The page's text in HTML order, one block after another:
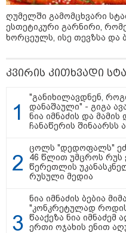
"ეს
ღუმელში გამომცხვარი
ესთეტიკური გარნირი,
ხორცეულს, ისე თევზსა და
კვირის კითხვადი
"განიხილავდნენ,
დანაშაული" - გიგა
ნია იმნაძის და
ჩანაწერის შინაარსს
ცოლს "დედოფალს"
46 წლით უმცროს რუს
წერეთლის
რუსული მედია
ნია იმნაძის ბებია
"კონკრეტულად
წააქეზა ნია იმნაძემ
ერთი ოჯახის ენით